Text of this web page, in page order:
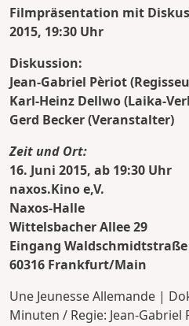
Filmpräsentation mit
2015, 19:30 Uhr
Diskussion:
Jean-Gabriel Pèriot
Karl-Heinz Dellwo (Laika-
Gerd Becker (Veranstalter)
Zeit und Ort:
16. Juni 2015, ab 19:30 Uhr
naxos.Kino e,V.
Naxos-Halle
Wittelsbacher Allee 29
Eingang Waldschmidtstraße
60316 Frankfurt/Main
Une Jeunesse Allemande |
Minuten / Regie: Jean-Gabriel